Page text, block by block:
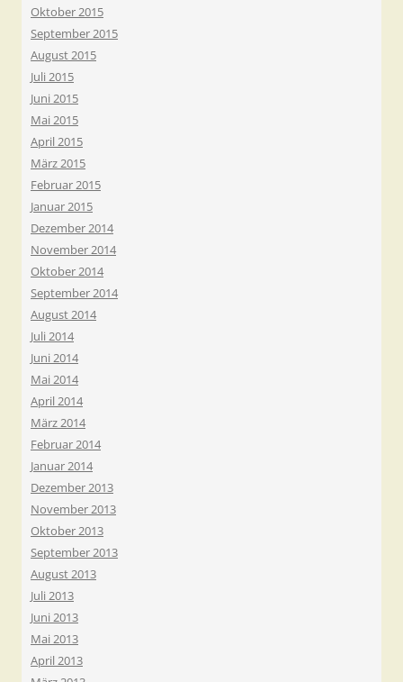
Oktober 2015
September 2015
August 2015
Juli 2015
Juni 2015
Mai 2015
April 2015
März 2015
Februar 2015
Januar 2015
Dezember 2014
November 2014
Oktober 2014
September 2014
August 2014
Juli 2014
Juni 2014
Mai 2014
April 2014
März 2014
Februar 2014
Januar 2014
Dezember 2013
November 2013
Oktober 2013
September 2013
August 2013
Juli 2013
Juni 2013
Mai 2013
April 2013